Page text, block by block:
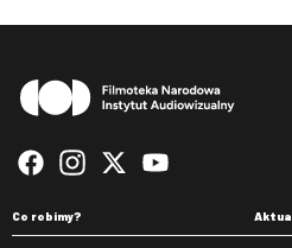
Co robimy?